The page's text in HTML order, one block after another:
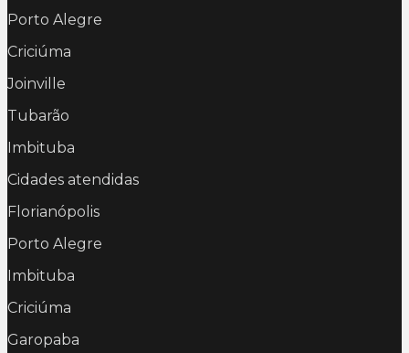
Porto Alegre
Criciúma
Joinville
Tubarão
Imbituba
Cidades atendidas
Florianópolis
Porto Alegre
Imbituba
Criciúma
Garopaba